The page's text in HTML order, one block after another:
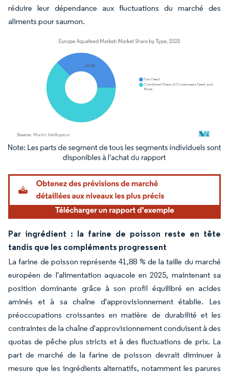
réduire leur dépendance aux fluctuations du marché des
aliments pour saumon.
Image © Mordor Intelligence. La réutilisation nécessite une attribution sous CC BY
Par ingrédient : la farine de poisson reste en tête
tandis que les compléments progressent
La farine de poisson représente 41,88 % de la taille du marché
européen de l'alimentation aquacole en 2025, maintenant sa
position dominante grâce à son profil équilibré en acides
aminés et à sa chaîne d'approvisionnement établie. Les
préoccupations croissantes en matière de durabilité et les
contraintes de la chaîne d'approvisionnement conduisent à des
quotas de pêche plus stricts et à des fluctuations de prix. La
part de marché de la farine de poisson devrait diminuer à
mesure que les ingrédients alternatifs, notamment les parures